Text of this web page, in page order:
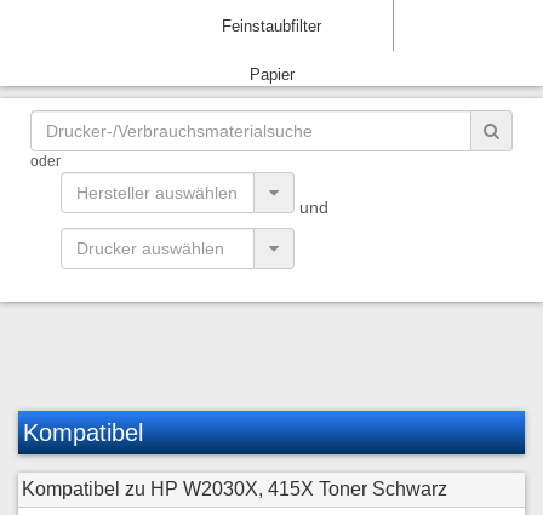
Feinstaubfilter
Papier
oder
und
Kompatibel
Kompatibel zu HP W2030X, 415X Toner Schwarz